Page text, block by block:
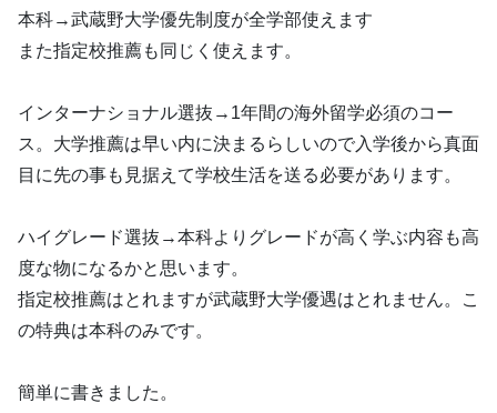
本科→武蔵野大学優先制度が全学部使えます
また指定校推薦も同じく使えます。
インターナショナル選抜→1年間の海外留学必須のコー
ス。大学推薦は早い内に決まるらしいので入学後から真面
目に先の事も見据えて学校生活を送る必要があります。
ハイグレード選抜→本科よりグレードが高く学ぶ内容も高
度な物になるかと思います。
指定校推薦はとれますが武蔵野大学優遇はとれません。こ
の特典は本科のみです。
簡単に書きました。